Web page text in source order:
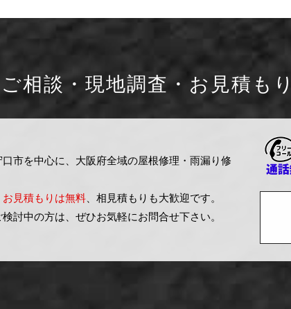
ご相談・現地調査・お見積も
口市を中心に、大阪府全域の屋根修理・雨漏り修
見積もりは無料、相見積もりも大歓迎です。
討中の方は、ぜひお気軽にお問合せ下さい。